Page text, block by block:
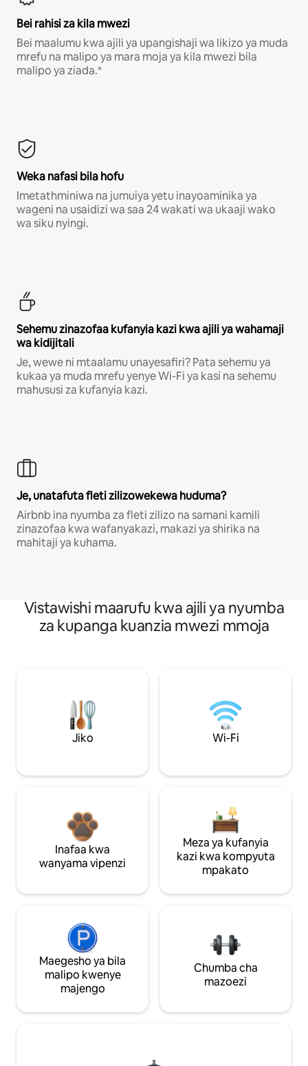
Bei rahisi za kila mwezi
Bei maalumu kwa ajili ya upangishaji wa likizo ya muda
mrefu na malipo ya mara moja ya kila mwezi bila
malipo ya ziada.*
Weka nafasi bila hofu
Imetathminiwa na jumuiya yetu inayoaminika ya
wageni na usaidizi wa saa 24 wakati wa ukaaji wako
wa siku nyingi.
Sehemu zinazofaa kufanyia kazi kwa ajili ya wahamaji
wa kidijitali
Je, wewe ni mtaalamu unayesafiri? Pata sehemu ya
kukaa ya muda mrefu yenye Wi-Fi ya kasi na sehemu
mahususi za kufanyia kazi.
Je, unatafuta fleti zilizowekewa huduma?
Airbnb ina nyumba za fleti zilizo na samani kamili
zinazofaa kwa wafanyakazi, makazi ya shirika na
mahitaji ya kuhama.
Vistawishi maarufu kwa ajili ya nyumba
za kupanga kuanzia mwezi mmoja
Jiko Wi-Fi
Inafaa kwa
wanyama vipenzi
Meza ya kufanyia
kazi kwa kompyuta
mpakato
Maegesho ya bila
malipo kwenye
majengo
Chumba cha
mazoezi